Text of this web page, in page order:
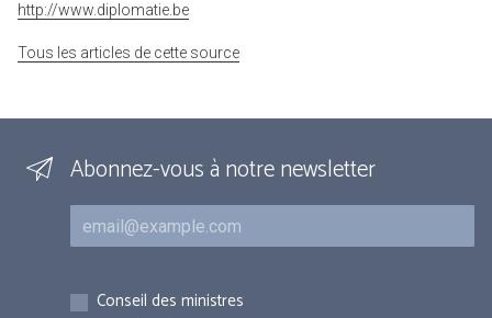
http://www.diplomatie.be
Tous les articles de cette source
Abonnez-vous à notre newsletter
Courriel
Inscriptions
Conseil des ministres